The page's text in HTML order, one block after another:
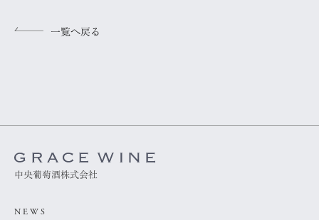
一覧へ戻る
中央葡萄酒株式会社
NEWS